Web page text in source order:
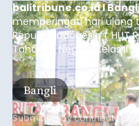
balitribune.co.id I
memperingati hari ulang
Republik Indonesia ( HUT
Tahanan Negara Kelas II
kegiatan pemeriksaan
(6/8/2026).
Bangli
Submitted bycontributor